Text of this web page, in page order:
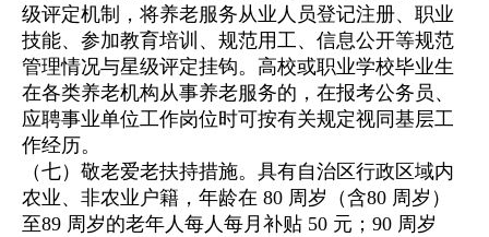
级评定机制，将养老服务从业人员登记注册、职业
技能、参加教育培训、规范用工、信息公开等规范
管理情况与星级评定挂钩。高校或职业学校毕业生
在各类养老机构从事养老服务的，在报考公务员、
应聘事业单位工作岗位时可按有关规定视同基层工
作经历。
（七）敬老爱老扶持措施。具有自治区行政区域内
农业、非农业户籍，年龄在 80 周岁（含80 周岁）
至89 周岁的老年人每人每月补贴 50 元；90 周岁